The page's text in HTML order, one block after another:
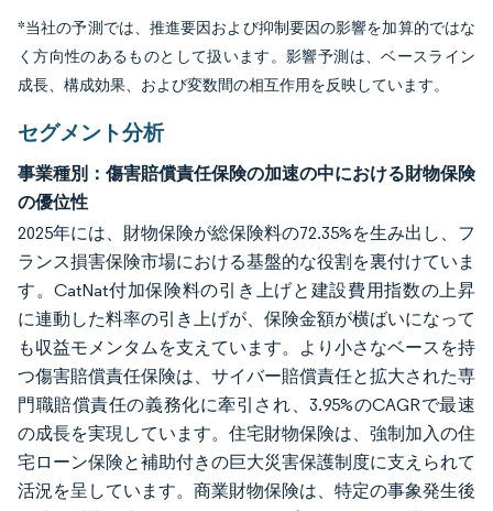
*当社の予測では、推進要因および抑制要因の影響を加算的ではな
く方向性のあるものとして扱います。影響予測は、ベースライン
成長、構成効果、および変数間の相互作用を反映しています。
セグメント分析
事業種別：傷害賠償責任保険の加速の中における財物保険
の優位性
2025年には、財物保険が総保険料の72.35%を生み出し、フ
ランス損害保険市場における基盤的な役割を裏付けていま
す。CatNat付加保険料の引き上げと建設費用指数の上昇
に連動した料率の引き上げが、保険金額が横ばいになって
も収益モメンタムを支えています。より小さなベースを持
つ傷害賠償責任保険は、サイバー賠償責任と拡大された専
門職賠償責任の義務化に牽引され、3.95%のCAGRで最速
の成長を実現しています。住宅財物保険は、強制加入の住
宅ローン保険と補助付きの巨大災害保護制度に支えられて
活況を呈しています。商業財物保険は、特定の事象発生後